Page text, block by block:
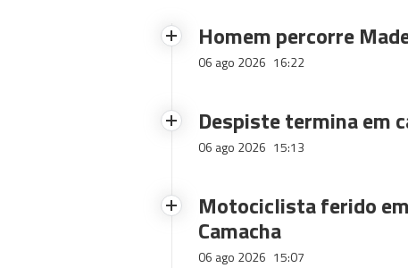
Homem percorre
06 ago 2026 16:22
Despiste termina em
06 ago 2026 15:13
Motociclista ferido
Camacha
06 ago 2026 15:07